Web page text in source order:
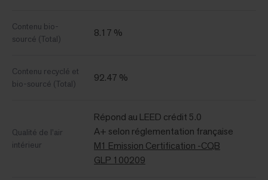
Contenu bio-
sourcé (Total)
8.17 %
Contenu recyclé et
bio-sourcé (Total)
92.47 %
Qualité de l'air
intérieur
Répond au LEED crédit 5.0
A+ selon réglementation française
M1 Emission Certification -CQB
GLP 100209